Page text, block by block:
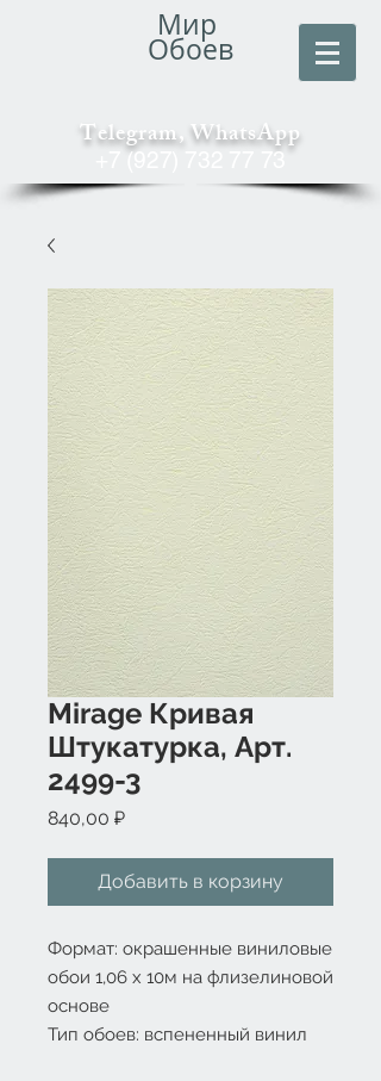
Мир
Обоев
Telegram, WhatsApp
+7 (927) 732 77 73
Mirage Кривая
Штукатурка, Арт.
2499-3
840,00 ₽Цена
Добавить в корзину
Формат: окрашенные виниловые
обои 1,06 x 10м на флизелиновой
основе
Тип обоев: вспененный винил